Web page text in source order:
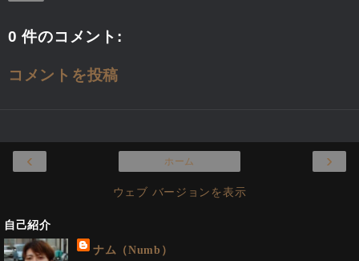
0 件のコメント:
コメントを投稿
‹ ›
ホーム
ウェブ バージョンを表示
自己紹介
ナム（Numb）